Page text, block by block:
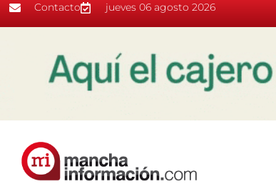
Contacto jueves 06 agosto 2026